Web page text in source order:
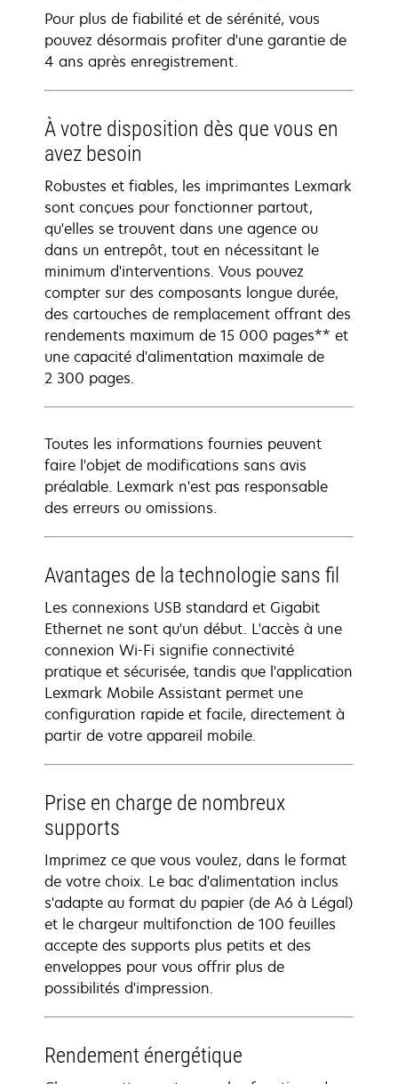
Pour plus de fiabilité et de sérénité, vous
pouvez désormais profiter d'une garantie de
4 ans après enregistrement.
À votre disposition dès que vous en
avez besoin
Robustes et fiables, les imprimantes Lexmark
sont conçues pour fonctionner partout,
qu'elles se trouvent dans une agence ou
dans un entrepôt, tout en nécessitant le
minimum d'interventions. Vous pouvez
compter sur des composants longue durée,
des cartouches de remplacement offrant des
rendements maximum de 15 000 pages** et
une capacité d'alimentation maximale de
2 300 pages.
Toutes les informations fournies peuvent
faire l'objet de modifications sans avis
préalable. Lexmark n'est pas responsable
des erreurs ou omissions.
Avantages de la technologie sans fil
Les connexions USB standard et Gigabit
Ethernet ne sont qu'un début. L'accès à une
connexion Wi-Fi signifie connectivité
pratique et sécurisée, tandis que l'application
Lexmark Mobile Assistant permet une
configuration rapide et facile, directement à
partir de votre appareil mobile.
Prise en charge de nombreux
supports
Imprimez ce que vous voulez, dans le format
de votre choix. Le bac d'alimentation inclus
s'adapte au format du papier (de A6 à Légal)
et le chargeur multifonction de 100 feuilles
accepte des supports plus petits et des
enveloppes pour vous offrir plus de
possibilités d'impression.
Rendement énergétique